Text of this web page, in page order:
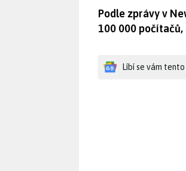
Podle zprávy v
100 000
Líbí se vám